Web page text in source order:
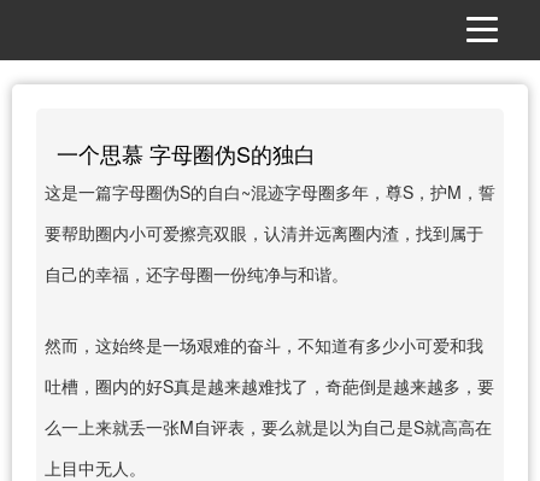
一个思慕 字母圈伪S的独白
这是一篇字母圈伪S的自白~混迹字母圈多年，尊S，护M，誓
要帮助圈内小可爱擦亮双眼，认清并远离圈内渣，找到属于
自己的幸福，还字母圈一份纯净与和谐。
然而，这始终是一场艰难的奋斗，不知道有多少小可爱和我
吐槽，圈内的好S真是越来越难找了，奇葩倒是越来越多，要
么一上来就丢一张M自评表，要么就是以为自己是S就高高在
上目中无人。